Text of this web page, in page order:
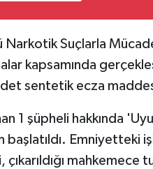
Narkotik Suçlarla
kapsamında
sentetik ecza
1 şüpheli hakkında
başlatıldı. Emniyetteki
mahkemece